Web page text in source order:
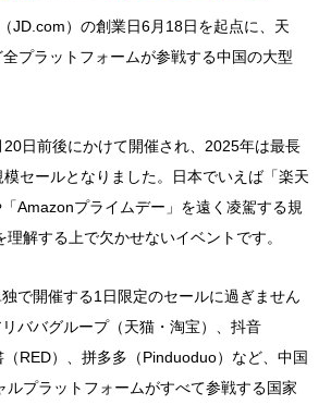
JD.com）の創業日6月18日を起点に、天
プラットフォームが参戦する中国の大型
日前後にかけて開催され、2025年は最長
セールとなりました。日本でいえば「楽天
Amazonプライムデー」を遠く凌駕する規
解する上で欠かせないイベントです。
で開催する1日限定のセールに過ぎません
ババグループ（天猫・淘宝）、抖音
（RED）、拼多多（Pinduoduo）など、中国
ルプラットフォームがすべて参戦する国家